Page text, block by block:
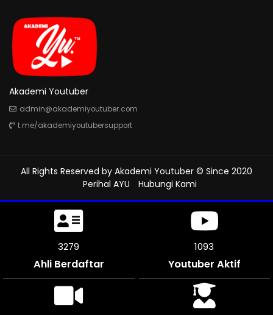
Akademi Youtuber
admin@akademiyoutuber.com
t.me/akademiyoutubersupport
All Rights Reserved by Akademi Youtuber © Since 2020
Perihal AYU
Hubungi Kami
3750
Ahli Berdaftar
1250
Youtuber Aktif